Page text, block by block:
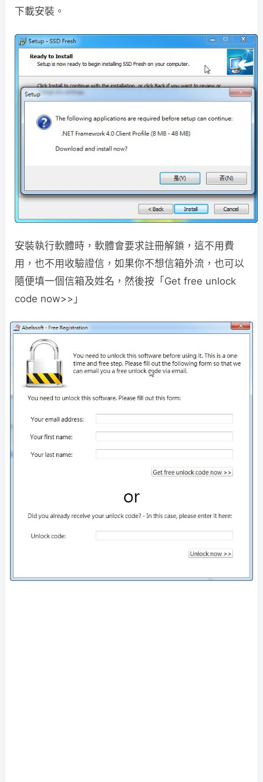
下載安裝。
安裝執行軟體時，軟體會要求註冊解鎖，這不用費
用，也不用收驗證信，如果你不想信箱外流，也可以
隨便填一個信箱及姓名，然後按「Get free unlock
code now>>」